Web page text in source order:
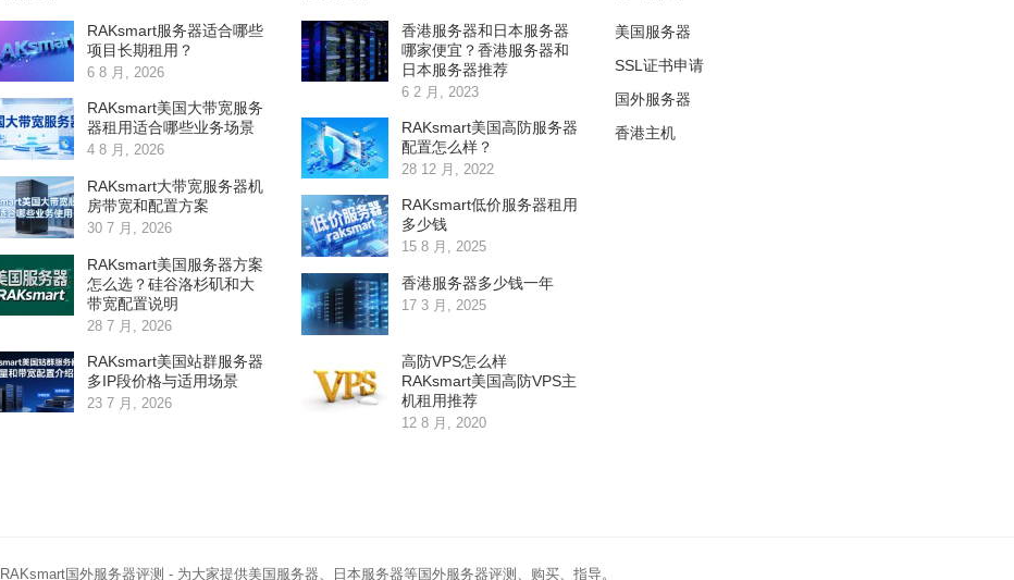
RAKsmart服务器适合哪些
项目长期租用？
6 8 月, 2026
RAKsmart美国大带宽服务
器租用适合哪些业务场景
4 8 月, 2026
RAKsmart大带宽服务器机
房带宽和配置方案
30 7 月, 2026
RAKsmart美国服务器方案
怎么选？硅谷洛杉矶和大
带宽配置说明
28 7 月, 2026
RAKsmart美国站群服务器
多IP段价格与适用场景
23 7 月, 2026
香港服务器和日本服务器
哪家便宜？香港服务器和
日本服务器推荐
6 2 月, 2023
RAKsmart美国高防服务器
配置怎么样？
28 12 月, 2022
RAKsmart低价服务器租用
多少钱
15 8 月, 2025
香港服务器多少钱一年
17 3 月, 2025
高防VPS怎么样
RAKsmart美国高防VPS主
机租用推荐
12 8 月, 2020
美国服务器
SSL证书申请
国外服务器
香港主机
RAKsmart国外服务器评测 - 为大家提供美国服务器、日本服务器等国外服务器评测、购买、指导。